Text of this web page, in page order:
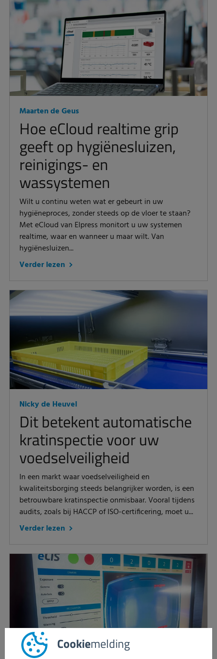
Cookiemelding
Maarten de Geus
Hoe eCloud realtime grip
geeft op hygiënesluizen,
reinigings- en
wassystemen
Wilt u continu weten wat er gebeurt in uw
hygiëneproces, zonder steeds op de vloer te staan?
Met eCloud van Elpress monitort u uw systemen
realtime, waar en wanneer u maar wilt. Van
hygiënesluizen...
Verder lezen
Nicky de Heuvel
Dit betekent automatische
kratinspectie voor uw
voedselveiligheid
In een markt waar voedselveiligheid en
kwaliteitsborging steeds belangrijker worden, is een
betrouwbare kratinspectie onmisbaar. Vooral tijdens
audits, zoals bij HACCP of ISO-certificering, moet u...
Verder lezen